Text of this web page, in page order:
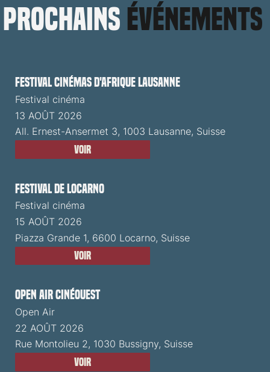
prochains événements
Festival cinémas d'Afrique Lausanne
Festival cinéma
13 AOÛT 2026
All. Ernest-Ansermet 3, 1003 Lausanne, Suisse
Voir
Festival de Locarno
Festival cinéma
15 AOÛT 2026
Piazza Grande 1, 6600 Locarno, Suisse
Voir
Open Air CinéOuest
Open Air
22 AOÛT 2026
Rue Montolieu 2, 1030 Bussigny, Suisse
Voir